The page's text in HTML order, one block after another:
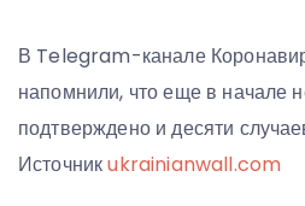
В Telegram-канале
напомнили, что еще в начале
подтверждено и десяти
Источникukrainianwall.com